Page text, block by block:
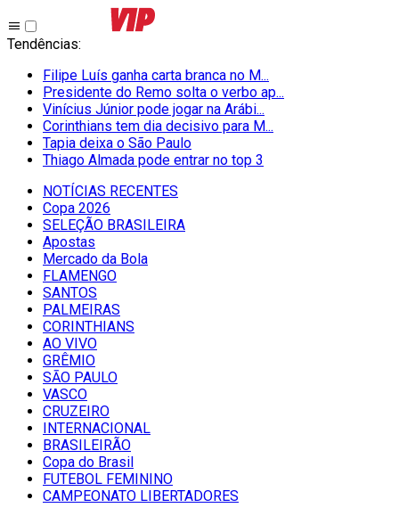
Tendências:
Filipe Luís ganha carta branca no M...
Presidente do Remo solta o verbo ap...
Vinícius Júnior pode jogar na Arábi...
Corinthians tem dia decisivo para M...
Tapia deixa o São Paulo
Thiago Almada pode entrar no top 3
NOTÍCIAS RECENTES
Copa 2026
SELEÇÃO BRASILEIRA
Apostas
Mercado da Bola
FLAMENGO
SANTOS
PALMEIRAS
CORINTHIANS
AO VIVO
GRÊMIO
SĀO PAULO
VASCO
CRUZEIRO
INTERNACIONAL
BRASILEIRÃO
Copa do Brasil
FUTEBOL FEMININO
CAMPEONATO LIBERTADORES